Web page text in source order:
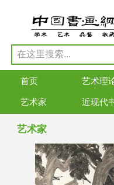
首页 艺术理
艺术家 近现代
艺术家